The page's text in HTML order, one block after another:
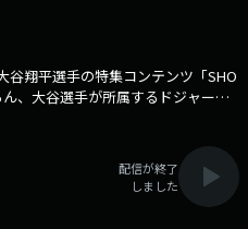
谷翔平選手の特集コンテンツ「SHO
、大谷選手が所属するドジャース
の気になる情報をお届けしていき
podcast/shotime メ
f/shotime/message
配信が終了
しました